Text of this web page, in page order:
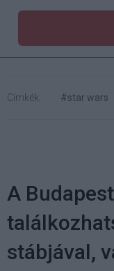
Címkék: #star wars
A
stábjával,